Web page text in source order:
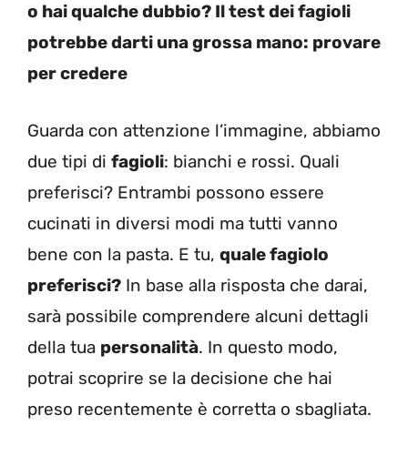
o hai qualche dubbio? Il test dei fagioli
potrebbe darti una grossa mano: provare
per credere
Guarda con attenzione l’immagine, abbiamo
due tipi di fagioli: bianchi e rossi. Quali
preferisci? Entrambi possono essere
cucinati in diversi modi ma tutti vanno
bene con la pasta. E tu, quale fagiolo
preferisci? In base alla risposta che darai,
sarà possibile comprendere alcuni dettagli
della tua personalità. In questo modo,
potrai scoprire se la decisione che hai
preso recentemente è corretta o sbagliata.